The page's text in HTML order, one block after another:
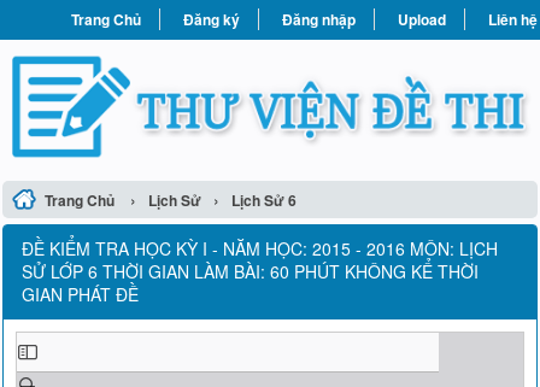
Trang Chủ Đăng ký Đăng nhập Upload Liên hệ
Trang Chủ › Lịch Sử › Lịch Sử 6
ĐỀ KIỂM TRA HỌC KỲ I - NĂM HỌC: 2015 - 2016 MÔN: LỊCH
SỬ LỚP 6 THỜI GIAN LÀM BÀI: 60 PHÚT KHÔNG KỂ THỜI
GIAN PHÁT ĐỀ